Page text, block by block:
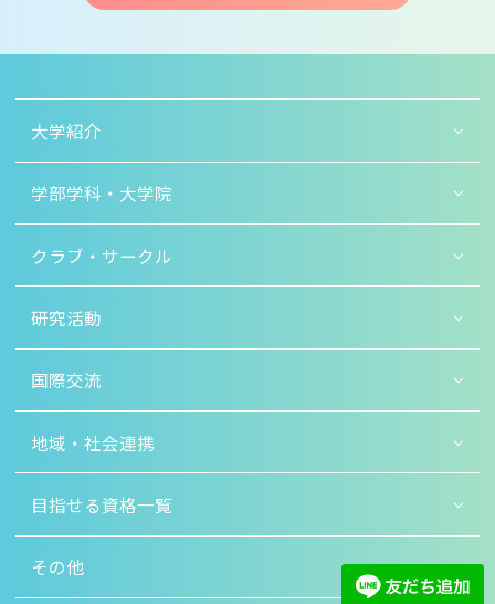
大学紹介
学部学科・大学院
クラブ・サークル
研究活動
国際交流
地域・社会連携
目指せる資格一覧
その他